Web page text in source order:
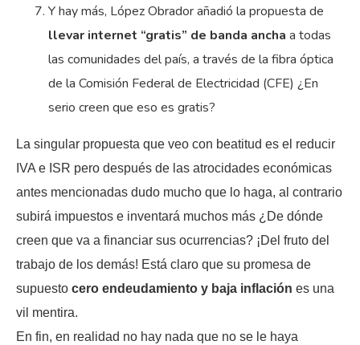
Y hay más, López Obrador añadió la propuesta de
llevar internet “gratis” de banda ancha a todas
las comunidades del país, a través de la fibra óptica
de la Comisión Federal de Electricidad (CFE) ¿En
serio creen que eso es gratis?
La singular propuesta que veo con beatitud es el reducir
IVA e ISR pero después de las atrocidades económicas
antes mencionadas dudo mucho que lo haga, al contrario
subirá impuestos e inventará muchos más ¿De dónde
creen que va a financiar sus ocurrencias? ¡Del fruto del
trabajo de los demás! Está claro que su promesa de
supuesto cero endeudamiento y baja inflación es una
vil mentira.
En fin, en realidad no hay nada que no se le haya